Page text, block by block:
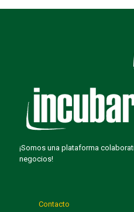
¡Somos una plataforma
negocios!
Contacto